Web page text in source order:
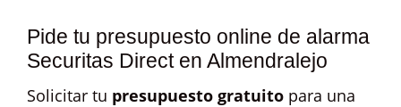
Pide tu presupuesto online de alarma
Securitas Direct en Almendralejo
Solicitar tu presupuesto gratuito para una